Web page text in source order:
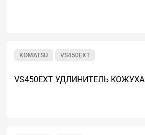
VS450EXT
KOMATSU
VS450EXT УДЛИНИТЕЛЬ КОЖУХА